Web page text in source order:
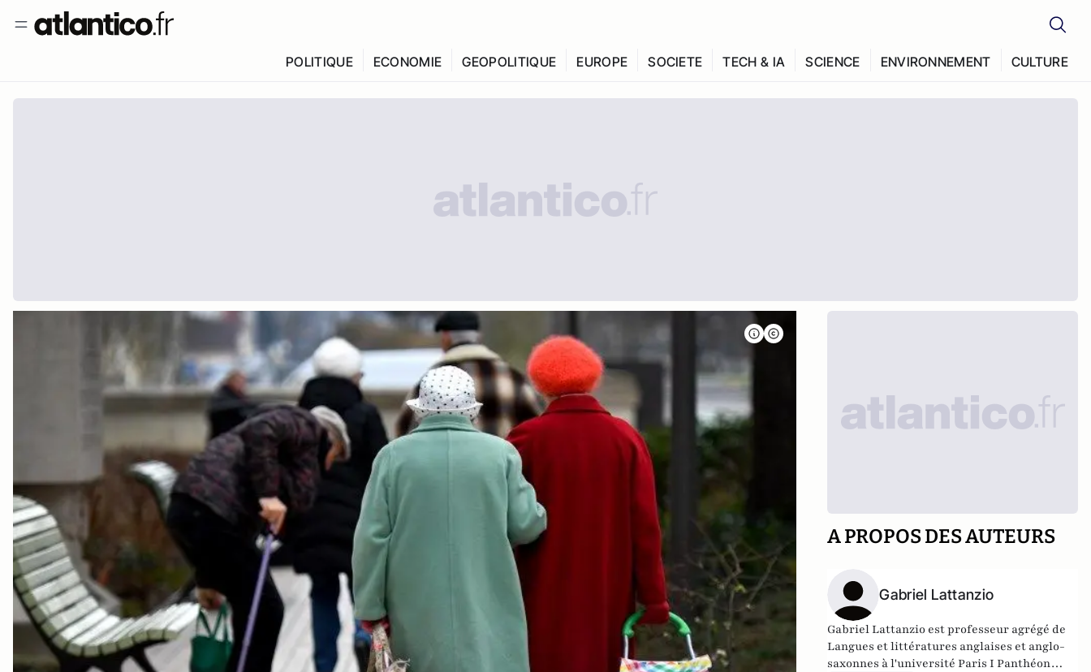
POLITIQUE ECONOMIE GEOPOLITIQUE EUROPE SOCIETE TECH & IA SCIENCE ENVIRONNEMENT CULTURE
A PROPOS DES AUTEURS
Gabriel Lattanzio
Gabriel Lattanzio est professeur agrégé de
Langues et littératures anglaises et anglo-
saxonnes à l'université Paris I Panthéon